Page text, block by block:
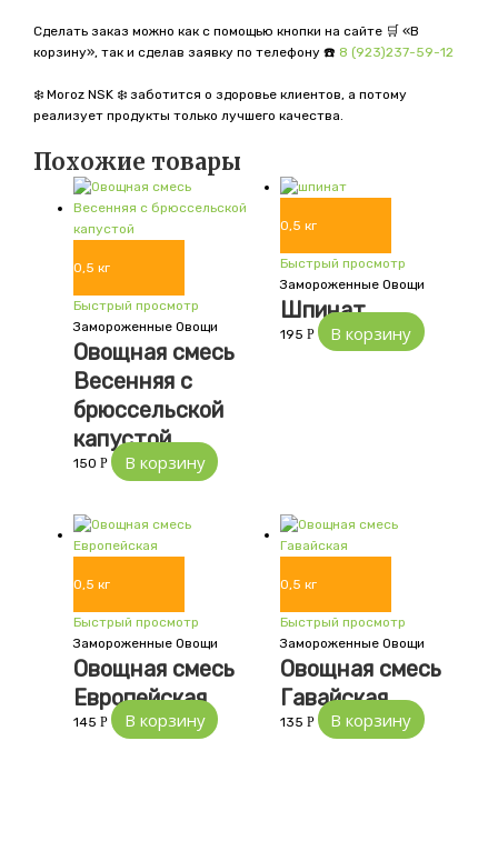
Сделать заказ можно как с помощью кнопки на сайте 🛒 «В
корзину», так и сделав заявку по телефону ☎️ 8 (923)237-59-12
❄️ Moroz NSK ❄️ заботится о здоровье клиентов, а потому
реализует продукты только лучшего качества.
Похожие товары
0,5 кг
Быстрый просмотр
Замороженные Овощи
Овощная смесь
Весенняя с
брюссельской
капустой
150Р В корзину
0,5 кг
Быстрый просмотр
Замороженные Овощи
Шпинат
195 Р В корзину
0,5 кг
Быстрый просмотр
Замороженные Овощи
Овощная смесь
Европейская
145Р В корзину
0,5 кг
Быстрый просмотр
Замороженные Овощи
Овощная смесь
Гавайская
135 Р В корзину